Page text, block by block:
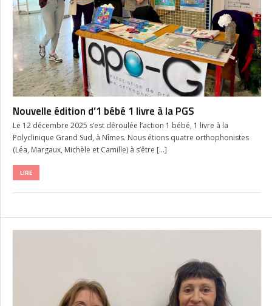
Nouvelle édition d’1 bébé 1 livre à la PGS
Le 12 décembre 2025 s’est déroulée l’action 1 bébé, 1 livre à la
Polyclinique Grand Sud, à Nîmes. Nous étions quatre orthophonistes
(Léa, Margaux, Michèle et Camille) à s’être […]
LIRE